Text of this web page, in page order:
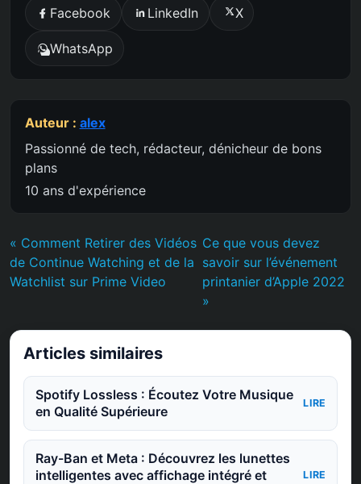
Facebook LinkedIn X
WhatsApp
Auteur : alex
Passionné de tech, rédacteur, dénicheur de bons
plans
10 ans d'expérience
« Comment Retirer des Vidéos
de Continue Watching et de la
Watchlist sur Prime Video
Ce que vous devez
savoir sur l’événement
printanier d’Apple 2022
»
Articles similaires
Spotify Lossless : Écoutez Votre Musique
en Qualité Supérieure
LIRE
Ray-Ban et Meta : Découvrez les lunettes
intelligentes avec affichage intégré et
LIRE